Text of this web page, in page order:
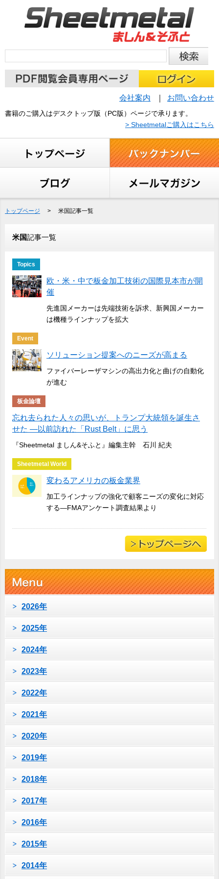
会社案内 お問い合わせ
書籍のご購入はデスクトップ版（PC版）ページで承ります。
> Sheetmetalご購入はこちら
トップページ > 米国記事一覧
米国記事一覧
Topics
欧・米・中で板金加工技術の国際見本市が開
催
先進国メーカーは先端技術を訴求、新興国メーカー
は機種ラインナップを拡大
Event
ソリューション提案へのニーズが高まる
ファイバーレーザマシンの高出力化と曲げの自動化
が進む
板金論壇
忘れ去られた人々の思いが、トランプ大統領を誕生さ
せた ―以前訪れた「Rust Belt」に思う
『Sheetmetal ましん&そふと』編集主幹 石川 紀夫
Sheetmetal World
変わるアメリカの板金業界
加工ラインナップの強化で顧客ニーズの変化に対応
する―FMAアンケート調査結果より
2026年
2025年
2024年
2023年
2022年
2021年
2020年
2019年
2018年
2017年
2016年
2015年
2014年